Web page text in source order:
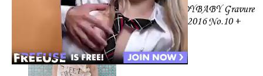
Kaneko Rie LADYBABY Gravure
Weekly Playboy 2016 No.10 +
2015 No.52.